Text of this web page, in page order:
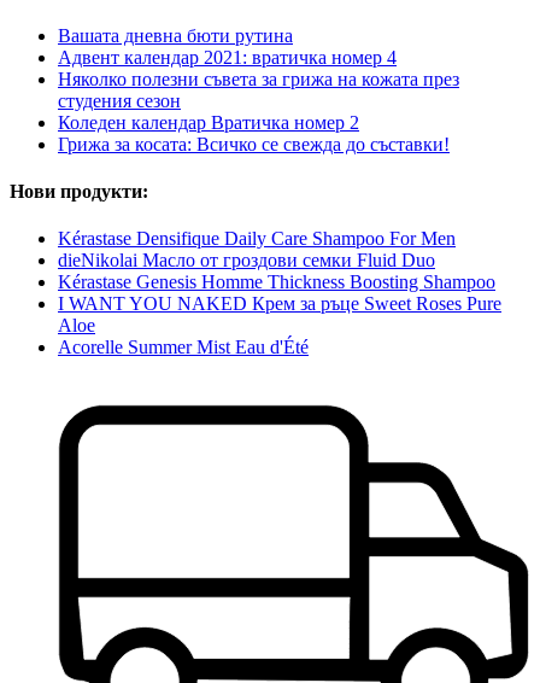
Вашата дневна бюти рутина
Адвент календар 2021: вратичка номер 4
Няколко полезни съвета за грижа на кожата през
студения сезон
Коледен календар Вратичка номер 2
Грижа за косата: Всичко се свежда до съставки!
Нови продукти:
Kérastase Densifique Daily Care Shampoo For Men
dieNikolai Масло от гроздови семки Fluid Duo
Kérastase Genesis Homme Thickness Boosting Shampoo
I WANT YOU NAKED Крем за ръце Sweet Roses Pure
Aloe
Acorelle Summer Mist Eau d'Été